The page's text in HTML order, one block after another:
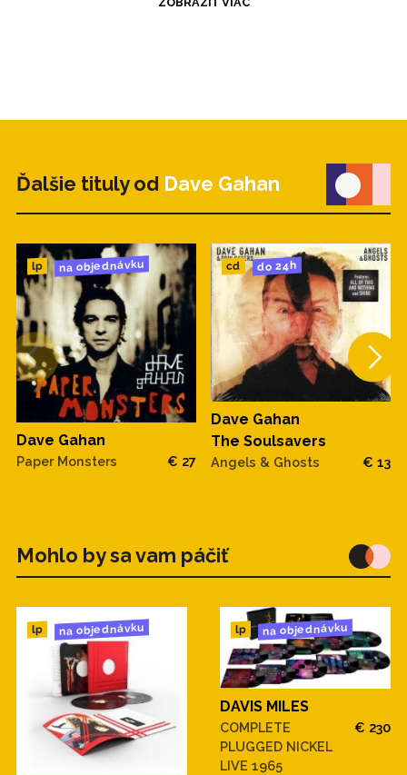
Ďalšie tituly od Dave Gahan
lp na objednávku
Dave Gahan
Paper Monsters € 27
cd do 24h
Dave Gahan
The Soulsavers
Angels & Ghosts € 13
Mohlo by sa vam páčiť
lp na objednávku lp na objednávku
DAVIS MILES
COMPLETE
PLUGGED NICKEL
LIVE 1965
€ 230